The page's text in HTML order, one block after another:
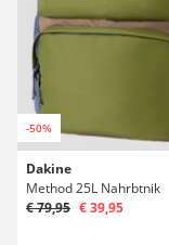
-50%
Dakine
Method 25L Nahrbtnik
€ 79,95 € 39,95